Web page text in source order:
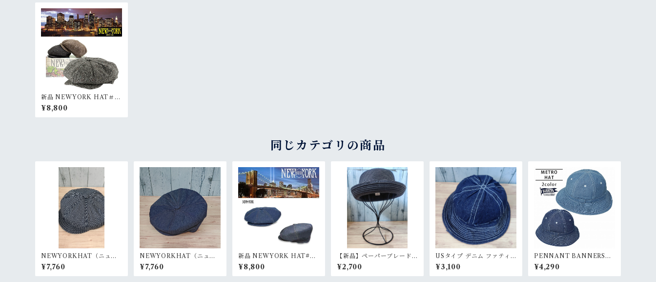
新品 NEWYORK HAT＃9
030 TWEED NEWSBOY
RankS
¥8,800
同じカテゴリの商品
NEWYORKHAT（ニュー
ヨークハット） HICKORY
SPITFIRE Ranks
¥7,760
NEWYORKHAT（ニュー
ヨークハット） STITCHE
D DENIM NEWSBOYHA
T ＃6103 Ranks
¥7,760
新品 NEWYORK HAT#62
91 DENIM BIG APPLE R
ankS
¥8,800
【新品】ペーパーブレード
ポークパイハット RAnkS
¥2,700
USタイプ デニム ファティ
ーグハット RankS
¥3,100
PENNANT BANNERS
（ペナントバナーズ）U.S.
ARMY M-37 デニムハット
風メンズメトロハット・ブ
¥4,290